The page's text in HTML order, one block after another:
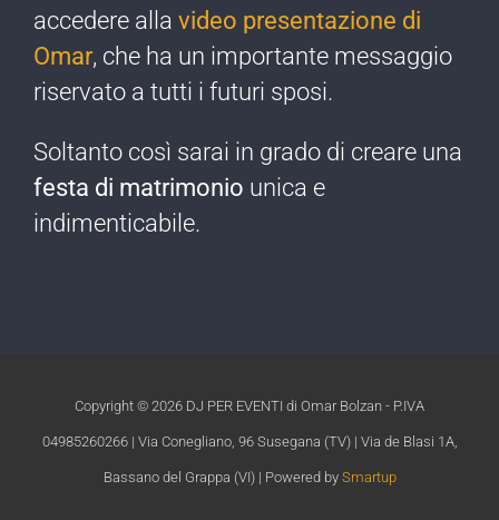
accedere alla video presentazione di
Omar, che ha un importante messaggio
riservato a tutti i futuri sposi.
Soltanto così sarai in grado di creare una
festa di matrimonio unica e
indimenticabile.​
Copyright © 2026 DJ PER EVENTI di Omar Bolzan - P.IVA
04985260266 | Via Conegliano, 96 Susegana (TV) | Via de Blasi 1A,
Bassano del Grappa (VI) | Powered by Smartup